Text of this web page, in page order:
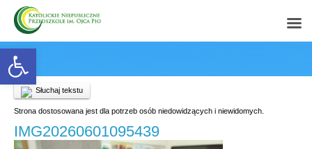
Open toolbar
Słuchaj tekstu
Strona dostosowana jest dla potrzeb osób niedowidzących i niewidomych.
IMG20260601095439